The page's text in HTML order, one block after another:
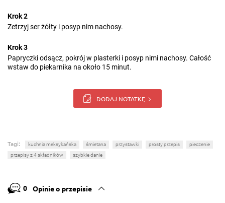
Krok 2
Zetrzyj ser żółty i posyp nim nachosy.
Krok 3
Papryczki odsącz, pokrój w plasterki i posyp nimi nachosy. Całość
wstaw do piekarnika na około 15 minut.
DODAJ NOTATKĘ
Tagi: kuchnia meksykańska śmietana przystawki prosty przepis
pieczenie
przepisy z 4 składników
szybkie danie
0 Opinie o przepisie